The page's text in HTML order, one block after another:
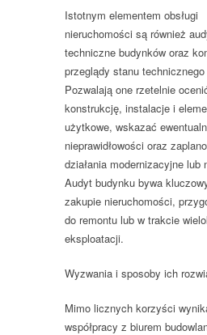
Istotnym elementem obsługi
nieruchomości są również
techniczne budynków oraz
przeglądy stanu technicznego
Pozwalają one rzetelnie
konstrukcję, instalacje i
użytkowe, wskazać
nieprawidłowości oraz
działania modernizacyjne lub
Audyt budynku bywa
zakupie nieruchomości,
do remontu lub w trakcie
eksploatacji.
Wyzwania i sposoby ich
Mimo licznych korzyści
współpracy z biurem